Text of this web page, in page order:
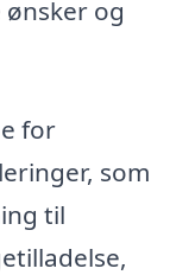
og
for
som
til